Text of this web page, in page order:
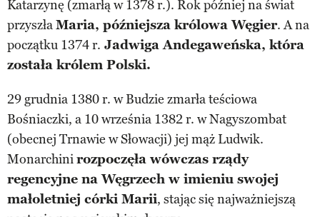
Katarzynę (zmarłą w 1378 r.). Rok później na świat
przyszłaMaria, późniejsza królowa Węgier. A na
początku 1374 r. Jadwiga Andegaweńska, która
została królem Polski.
29 grudnia 1380 r. w Budzie zmarła teściowa
Bośniaczki, a 10 września 1382 r. w Nagyszombat
(obecnej Trnawie w Słowacji) jej mąż Ludwik.
Monarchinirozpoczęła wówczas rządy
regencyjne na Węgrzech w imieniu swojej
małoletniej córki Marii, stając się najważniejszą